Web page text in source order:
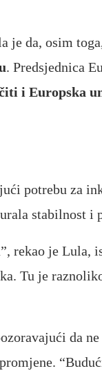
je da, osim
. Predsjednica
i Europska
potrebu za
stabilnost i
rekao je Lula,
Tu je
da